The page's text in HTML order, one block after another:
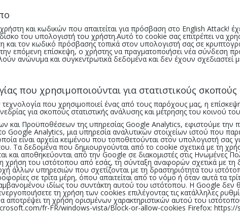
και κωδικών που απαιτείται για πρόσβαση στο English Attack!
του υπολογιστή του χρήστη.Αυτό το cookie σας επιτρέπει να
και τον κωδικό πρόσβασης τοπικά στον υπολογιστή σας σε
επόμενη επίσκεψη, ο χρήστης να πραγματοποιήσει νέα σύνδεση
ανώνυμα και συγκεντρωτικά δεδομένα και δεν έχουν
που χρησιμοποιούνται για στατιστικούς σκοπούς
τεχνολογία που χρησιμοποιεί ένας από τους παρόχους μας, η
για σκοπούς στατιστικής ανάλυσης και μέτρησης του κοινού
και Προϋποθέσεων της υπηρεσίας Google Analytics, εφιστούμε
Google Analytics, μια υπηρεσία αναλυτικών στοιχείων ιστού που
είναι αρχεία κειμένου που τοποθετούνται στον υπολογιστή σας
Τα δεδομένα που δημιουργούνται από το cookie σχετικά με τη
και αποθηκεύονται από την Google σε διακομιστές στις Ηνωμένες
χρήση του ιστότοπου από εσάς, τη σύνταξη αναφορών σχετικά με
άλλων υπηρεσιών που σχετίζονται με τη δραστηριότητα του
σε τρίτα μέρη, όπου απαιτείται από το νόμο ή όταν αυτά τα
ιδίως του συντάκτη αυτού του ιστότοπου. Η Google δεν
τη χρήση των cookies επιλέγοντας τις κατάλληλες
τη χρήση ορισμένων χαρακτηριστικών αυτού του
fr-FR/windows-vista/Block-or-allow-cookies Firefox: https://